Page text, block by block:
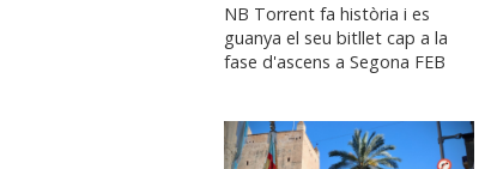
NB Torrent fa història i es
guanya el seu bitllet cap a la
fase d'ascens a Segona FEB